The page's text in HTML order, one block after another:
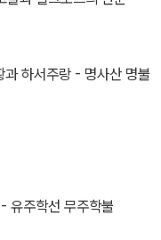
과 하서주랑 - 명사산 명불
유주학선 무주학불